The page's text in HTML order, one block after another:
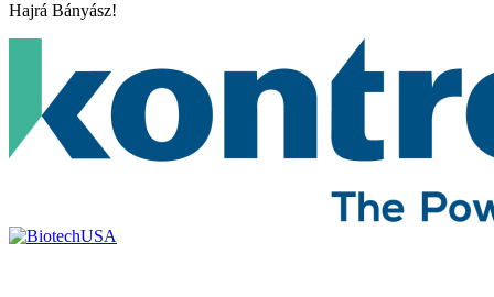
Hajrá Bányász!